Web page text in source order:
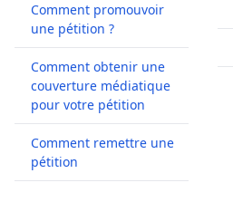
Comment promouvoir
une pétition ?
Comment obtenir une
couverture médiatique
pour votre pétition
Comment remettre une
pétition